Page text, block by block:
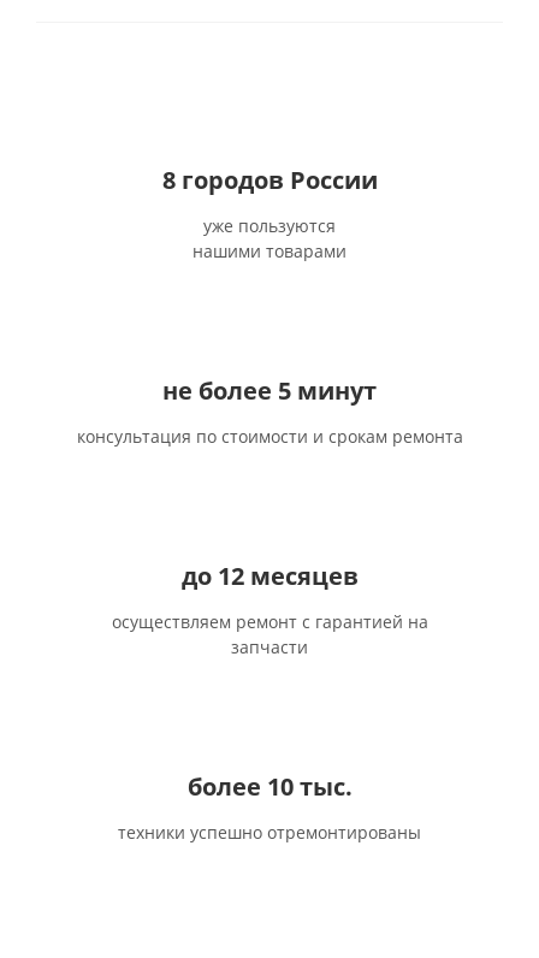
8городов России
уже пользуются
нашими товарами
не более 5 минут
консультация по стоимости и срокам ремонта
до 12 месяцев
осуществляем ремонт с гарантией на
запчасти
более 10 тыс.
техники успешно отремонтированы